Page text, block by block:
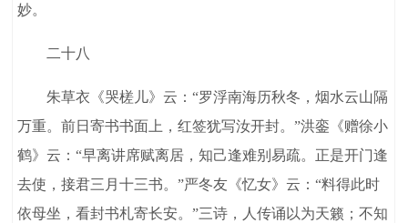
妙。
二十八
朱草衣《哭槎儿》云：“罗浮南海历秋冬，烟水云山隔
万重。前日寄书书面上，红签犹写汝开封。”洪銮《赠徐小
鹤》云：“早离讲席赋离居，知己逢难别易疏。正是开门逢
去使，接君三月十三书。”严冬友《忆女》云：“料得此时
依母坐，看封书札寄长安。”三诗，人传诵以为天籁；不知